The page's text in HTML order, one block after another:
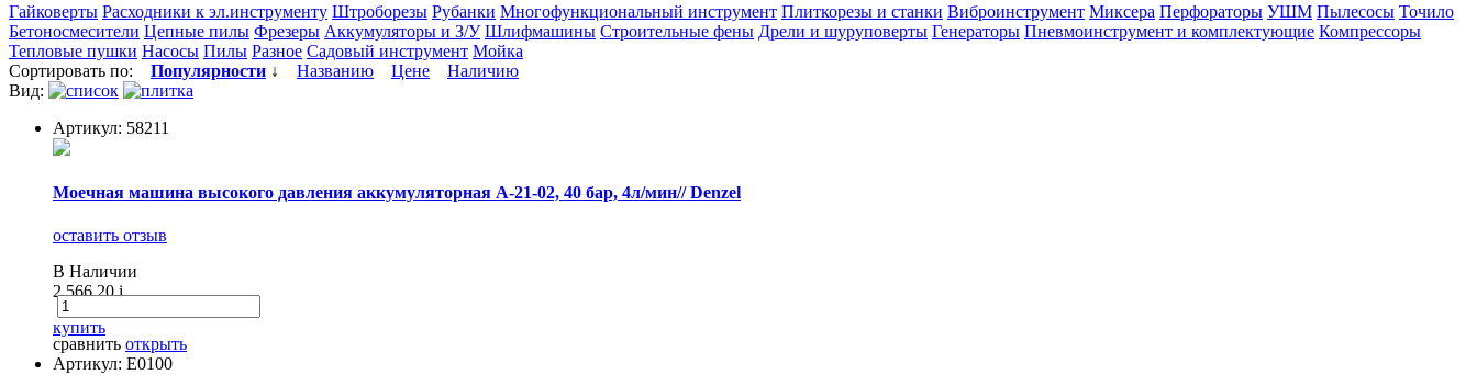
Гайковерты Расходники к эл.инструменту Штроборезы Рубанки Многофункциональный инструмент Плиткорезы и станки Виброинструмент Миксера Перфораторы УШМ Пылесосы Точило
Бетоносмесители Цепные пилы Фрезеры Аккумуляторы и З/У Шлифмашины Строительные фены Дрели и шуруповерты Генераторы Пневмоинструмент и комплектующие Компрессоры
Тепловые пушки Насосы Пилы Разное Садовый инструмент Мойка
Сортировать по: Популярности ↓ Названию Цене
Наличию
Вид:
Артикул: 58211
Моечная машина высокого давления аккумуляторная А-21-02, 40 бар, 4л/мин// Denzel
оставить отзыв
В Наличии
2 566.20i
купить
сравнить открыть
Артикул: Е0100